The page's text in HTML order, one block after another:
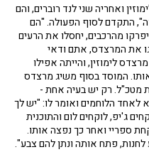
ואחריה שני לנד רוברים, והם
התקדם לסוף הפעולה. "הם
מהרכבים, יחסלו את הרעים
את המרצדס, אתם ודאי
לימוזין, והייתה אפילו
המוסד בסוף משיג מרצדס
מטכ"ל. רק יש בעיה אחת -
לאחד הלוחמים ואומר לו: "יש לך
ג'יפ, לוקחים לום והתוכנית
ספריי ואחר כך נפצה אותו.
פתח אותה ונתן להם צבע".